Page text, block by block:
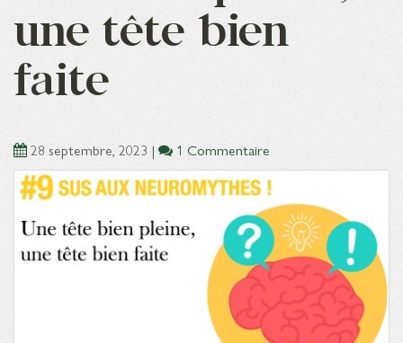
une tête bien
faite
28 septembre, 2023 | 1 Commentaire